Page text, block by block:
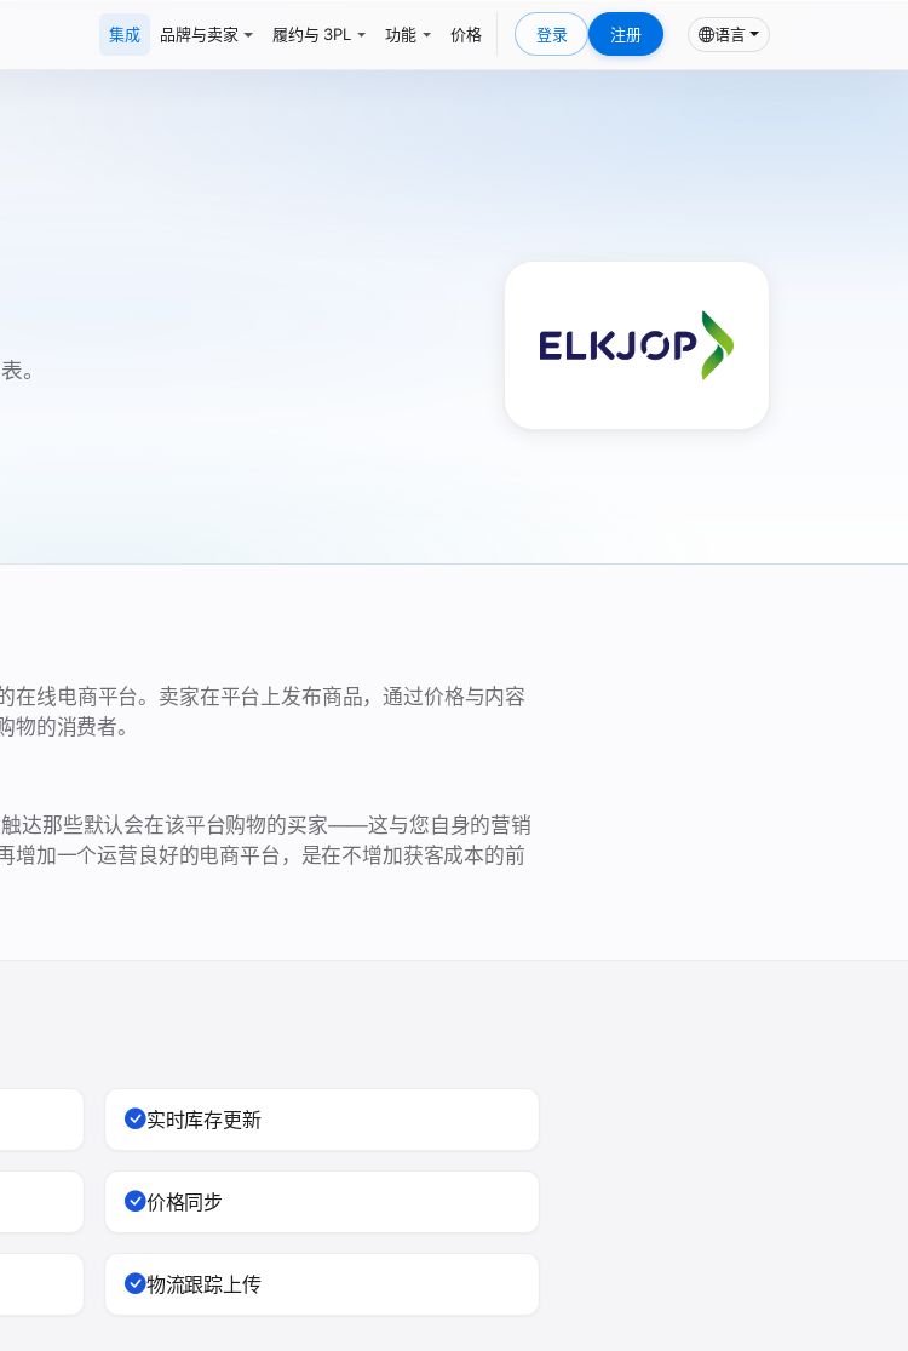
集成 品牌与卖家 履约与 3PL 功能 价格 登录 注册 语言
。
在线电商平台。卖家在平台上发布商品，通过价格与内容
物的消费者。
达那些默认会在该平台购物的买家——这与您自身的营销
增加一个运营良好的电商平台，是在不增加获客成本的前
实时库存更新
价格同步
物流跟踪上传